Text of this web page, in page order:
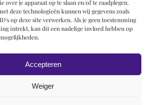
over je apparaat op te slaan en/of te raadplegen.
deze technologieën kunnen wij gegevens zoals
op deze site verwerken. Als je geen toestemming
intrekt, kan dit een nadelige invloed hebben op
Accepteren
Weiger